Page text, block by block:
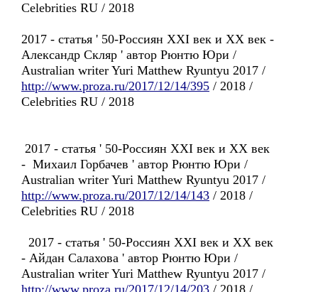
Celebrities RU / 2018
2017 - статья ' 50-Россиян XXI век и XX век -
Александр Скляр ' автор Рюнтю Юри /
Australian writer Yuri Matthew Ryuntyu 2017 /
http://www.proza.ru/2017/12/14/395 / 2018 /
Celebrities RU / 2018
2017 - статья ' 50-Россиян XXI век и XX век
- Михаил Горбачев ' автор Рюнтю Юри /
Australian writer Yuri Matthew Ryuntyu 2017 /
http://www.proza.ru/2017/12/14/143 / 2018 /
Celebrities RU / 2018
2017 - статья ' 50-Россиян XXI век и XX век
- Айдан Салахова ' автор Рюнтю Юри /
Australian writer Yuri Matthew Ryuntyu 2017 /
http://www.proza.ru/2017/12/14/203 / 2018 /